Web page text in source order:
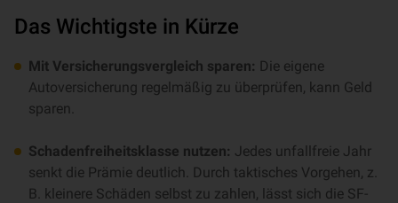
Das Wichtigste in Kürze
Mit Versicherungsvergleich sparen: Die eigene
Autoversicherung regelmäßig zu überprüfen, kann Geld
sparen.
Schadenfreiheitsklasse nutzen: Jedes unfallfreie Jahr
senkt die Prämie deutlich. Durch taktisches Vorgehen, z.
B. kleinere Schäden selbst zu zahlen, lässt sich die SF-